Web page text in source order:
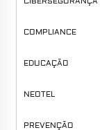
COMPLIANCE
EDUCAÇÃO
NEOTEL
PREVENÇÃO